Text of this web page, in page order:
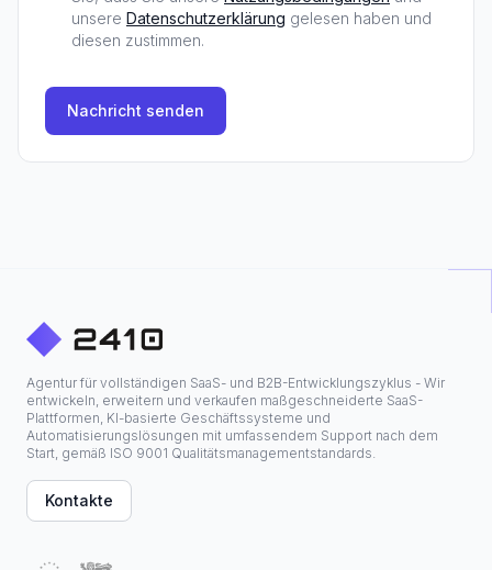
unsere Datenschutzerklärung gelesen haben und
diesen zustimmen.
Nachricht senden
Agentur für vollständigen SaaS- und B2B-Entwicklungszyklus - Wir
entwickeln, erweitern und verkaufen maßgeschneiderte SaaS-
Plattformen, KI-basierte Geschäftssysteme und
Automatisierungslösungen mit umfassendem Support nach dem
Start, gemäß ISO 9001 Qualitätsmanagementstandards.
Kontakte